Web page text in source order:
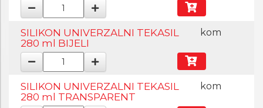
SILIKON UNIVERZALNI TEKASIL
280 ml BIJELI
kom
SILIKON UNIVERZALNI TEKASIL
280 ml TRANSPARENT
kom